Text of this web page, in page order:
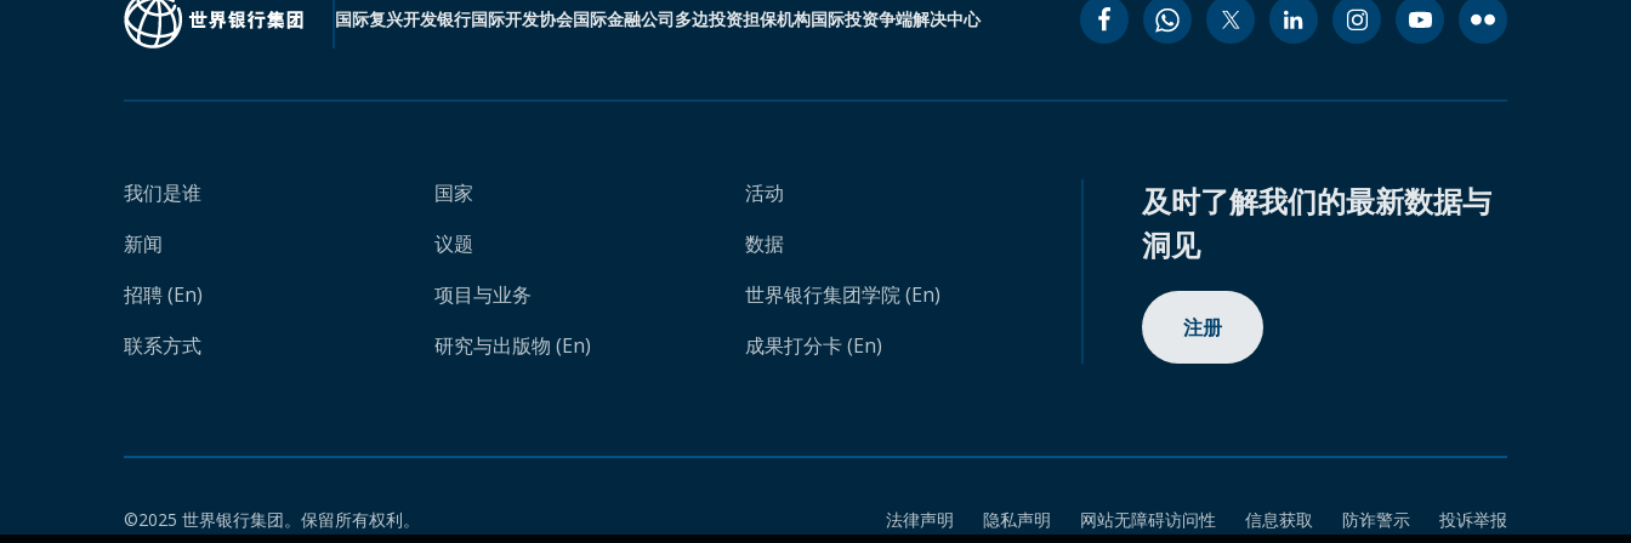
国际复兴开发银行国际开发协会国际金融公司多边投资担保机构国际投资争端解决中心
我们是谁
新闻
招聘 (En)
联系方式
国家
议题
项目与业务
研究与出版物 (En)
活动
数据
世界银行集团学院 (En)
成果打分卡 (En)
及时了解我们的最新数据与
洞见
注册
©2025 世界银行集团。保留所有权利。 法律声明 隐私声明 网站无障碍访问性 信息获取 防诈警示 投诉举报